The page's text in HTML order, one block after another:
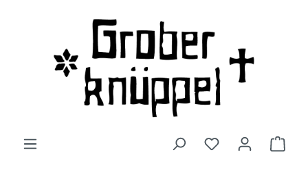
Zum Hauptinhalt springen
Du hast 0